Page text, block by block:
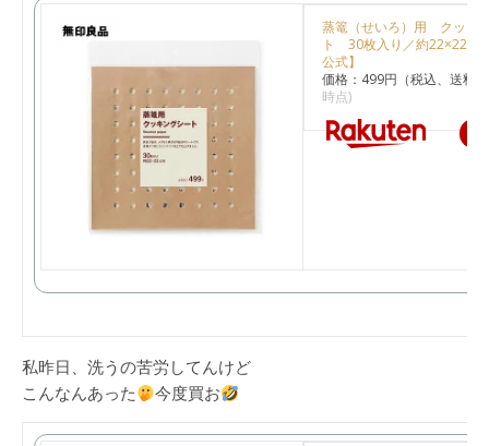
蒸篭（せいろ）用 クッキ
ト 30枚入り／約22×22cm
公式】
価格：499円（税込、送料
時点)
私昨日、洗うの苦労してんけど
こんなんあった
今度買お